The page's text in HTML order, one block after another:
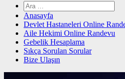
Arama:
Anasayfa
Devlet Hastaneleri Online
Aile Hekimi Online Randevu
Gebelik Hesaplama
Sıkça Sorulan Sorular
Bize Ulaşın